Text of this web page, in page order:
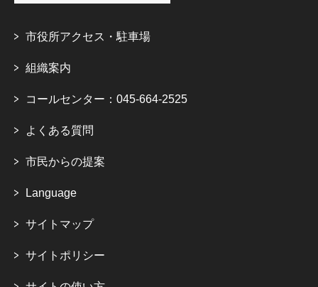
市役所アクセス・駐車場
組織案内
コールセンター：045-664-2525
よくある質問
市民からの提案
Language
サイトマップ
サイトポリシー